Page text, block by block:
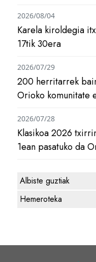
Karela kiroldegia
17tik 30era
2026/08/04
200 herritarrek
Orioko komunitate
2026/07/29
Klasikoa 2026
1ean pasatuko da
2026/07/28
Albiste guztiak
Hemeroteka